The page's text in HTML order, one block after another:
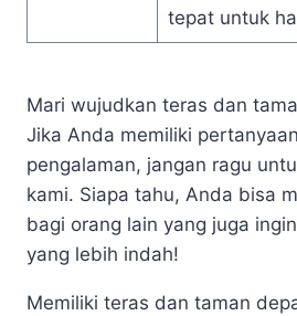
tepat untuk
Mari wujudkan teras dan
Jika Anda memiliki
pengalaman, jangan ragu
kami. Siapa tahu, Anda bisa
bagi orang lain yang juga
yang lebih indah!
Memiliki teras dan taman